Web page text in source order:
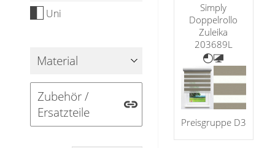
Uni
Material
Zubehör /
Ersatzteile
Simply
Doppelrollo
Zuleika
203689L
Preisgruppe D3